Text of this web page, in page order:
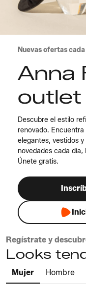
Nuevas ofertas
Anna
outlet
Descubre el estilo
renovado.
elegantes, vestidos
novedades cada
Únete gratis.
Regístrate y
Looks
Mujer Hombre